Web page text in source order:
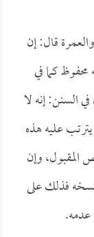
قال: إن
كما في
السنن: إنه لا
عليه هذه
المقبول، وإن
فذلك على